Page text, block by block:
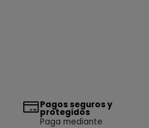
Pagos seguros y
protegidos
Paga mediante